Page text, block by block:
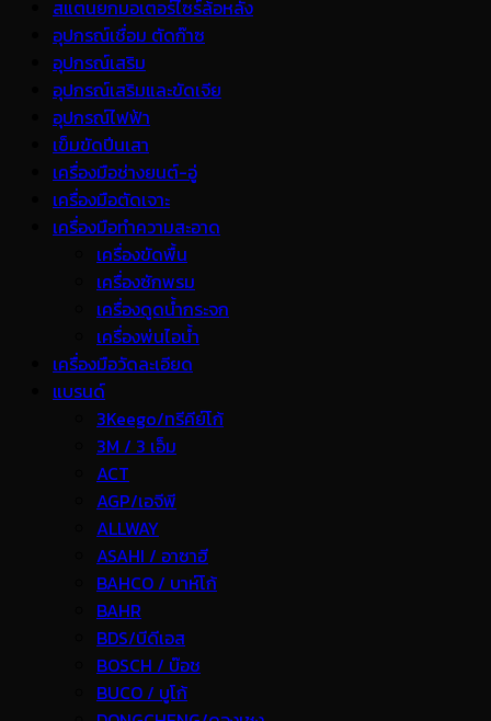
สแตนยกมอเตอร์ไซร์ล้อหลัง
อุปกรณ์เชื่อม ตัดก๊าซ
อุปกรณ์เสริม
อุปกรณ์เสริมและขัดเจีย
อุปกรณ์ไฟฟ้า
เข็มขัดปีนเสา
เครื่องมือช่างยนต์-อู่
เครื่องมือตัดเจาะ
เครื่องมือทำความสะอาด
เครื่องขัดพื้น
เครื่องซักพรม
เครื่องดูดน้ำกระจก
เครื่องพ่นไอน้ำ
เครื่องมือวัดละเอียด
แบรนด์
3Keego/ทรีคีย์โก้
3M / 3 เอ็ม
ACT
AGP/เอจีพี
ALLWAY
ASAHI / อาซาฮี
BAHCO / บาห์โก้
BAHR
BDS/บีดีเอส
BOSCH / บ๊อช
BUCO / บูโก้